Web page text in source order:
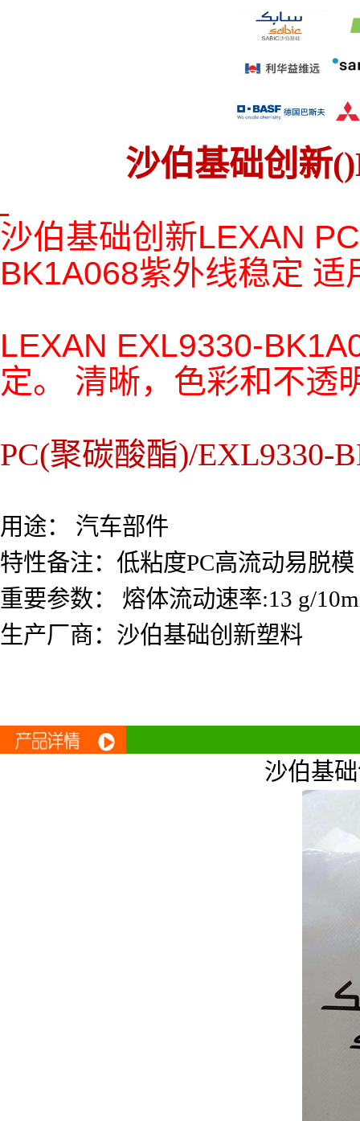
沙伯基础创新
沙伯基础创新LEXAN
BK1A068紫外线稳定 适
LEXAN EXL9330-
定。 清晰，色彩和不透
PC(聚碳酸酯)/EXL9330-
用途： 汽车部件
特性备注：低粘度PC高流动易脱模
重要参数： 熔体流动速率:13 g/
生产厂商：沙伯基础创新塑料
沙伯基